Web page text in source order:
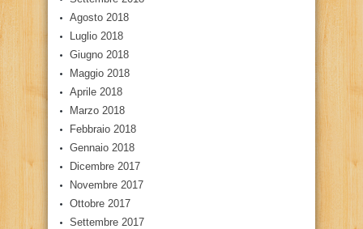
Agosto 2018
Luglio 2018
Giugno 2018
Maggio 2018
Aprile 2018
Marzo 2018
Febbraio 2018
Gennaio 2018
Dicembre 2017
Novembre 2017
Ottobre 2017
Settembre 2017